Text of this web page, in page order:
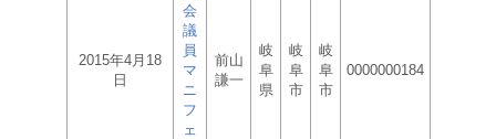
2015年4月18
日
会
議
員
マ
ニ
フ
ェ
前山
謙一
岐
阜
県
岐
阜
市
岐
阜
市
0000000184